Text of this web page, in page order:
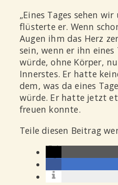
„Eines Tages sehen wir
flüsterte er. Wenn
Augen ihm das Herz
sein, wenn er ihn eines
würde, ohne Körper,
Innerstes. Er hatte
dem, was da eines
würde. Er hatte jetzt
freuen konnte.
Teile diesen Beitrag